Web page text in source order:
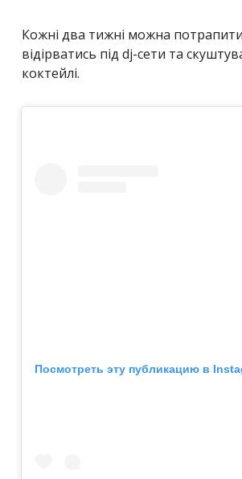
Кожні два тижні можна потрапити
відірватись під dj-сети та
коктейлі.
Посмотреть эту публикацию в